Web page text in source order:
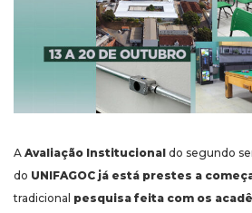
A Avaliação Institucional do segundo
do UNIFAGOC já está prestes a
tradicional pesquisa feita com os